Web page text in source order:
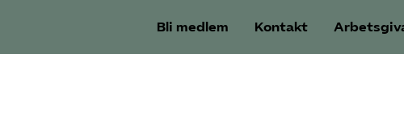
Bli medlem Kontakt